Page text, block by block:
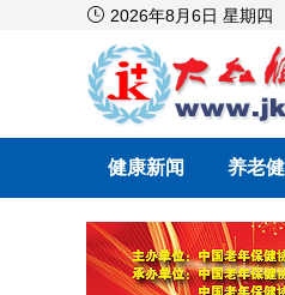
 2026年8月6日 星期四
健康新闻 养老